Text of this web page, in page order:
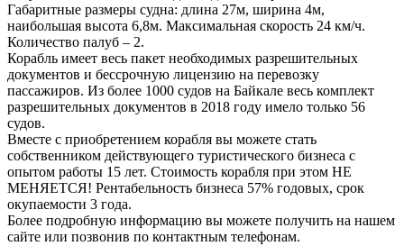
Габаритные размеры судна: длина 27м, ширина 4м,
наибольшая высота 6,8м. Максимальная скорость 24 км/ч.
Количество палуб – 2.
Корабль имеет весь пакет необходимых разрешительных
документов и бессрочную лицензию на перевозку
пассажиров. Из более 1000 судов на Байкале весь комплект
разрешительных документов в 2018 году имело только 56
судов.
Вместе с приобретением корабля вы можете стать
собственником действующего туристического бизнеса с
опытом работы 15 лет. Стоимость корабля при этом НЕ
МЕНЯЕТСЯ! Рентабельность бизнеса 57% годовых, срок
окупаемости 3 года.
Более подробную информацию вы можете получить на нашем
сайте или позвонив по контактным телефонам.